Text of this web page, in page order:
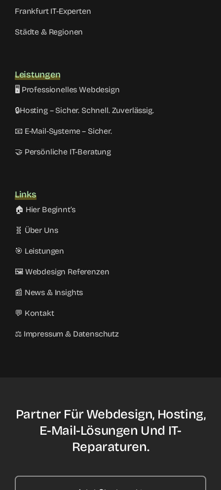
Frankfurt IT-Experten
Städte & Regionen
Leistungen
🖥️ Professionelles Webdesign
🔒Hosting – Sicher. Schnell. Zuverlässig.
📧 E-Mail-Systeme – Sicher.
🤝 Persönliche IT-Beratung
Links
🏠 Hier Beginnt’s
🧬 Über Uns
🎯 Leistungen
🖼️ Webdesign Referenzen
📰 News & Insights
💬 Kontakt
⚖️ Impressum & Datenschutz
Partner Für Webdesign, Hosting,
E-Mail-Lösungen Und IT-
Reparaturen.